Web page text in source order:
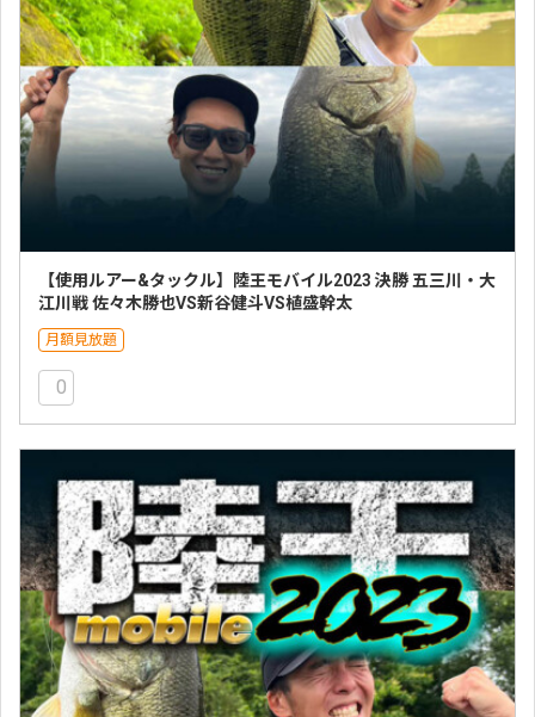
【使用ルアー&タックル】陸王モバイル2023 決勝 五三川・大
江川戦 佐々木勝也VS新谷健斗VS植盛幹太
月額見放題
0